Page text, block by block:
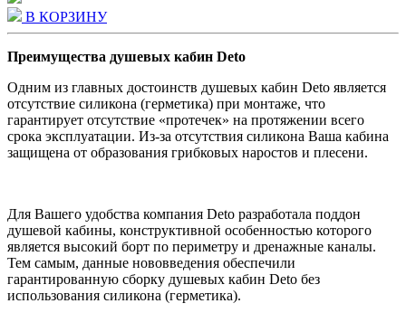
В КОРЗИНУ
Преимущества душевых кабин Deto
Одним из главных достоинств душевых кабин Deto является
отсутствие силикона (герметика) при монтаже, что
гарантирует отсутствие «протечек» на протяжении всего
срока эксплуатации. Из-за отсутствия силикона Ваша кабина
защищена от образования грибковых наростов и плесени.
Для Вашего удобства компания Deto разработала поддон
душевой кабины, конструктивной особенностью которого
является высокий борт по периметру и дренажные каналы.
Тем самым, данные нововведения обеспечили
гарантированную сборку душевых кабин Deto без
использования силикона (герметика).